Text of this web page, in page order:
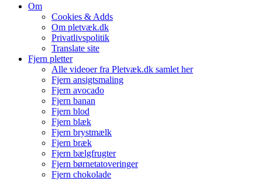
Om
Cookies & Adds
Om pletvæk.dk
Privatlivspolitik
Translate site
Fjern pletter
Alle videoer fra Pletvæk.dk samlet her
Fjern ansigtsmaling
Fjern avocado
Fjern banan
Fjern blod
Fjern blæk
Fjern brystmælk
Fjern bræk
Fjern bælgfrugter
Fjern børnetatoveringer
Fjern chokolade